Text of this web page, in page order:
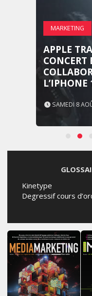
MARKETING
APPLE
CONCERT
SAMEDI 8
Kinetype
Degressif cours